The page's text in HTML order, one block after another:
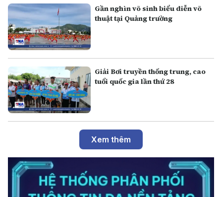
Gần nghìn võ sinh biểu diễn võ
thuật tại Quảng trường
Giải Bơi truyền thống trung, cao
tuổi quốc gia lần thứ 28
Xem thêm